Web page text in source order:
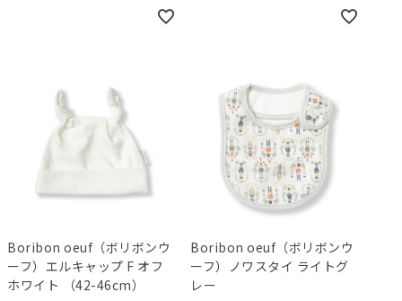
Boribon oeuf（ボリボンウ
ーフ）エルキャップ F オフ
ホワイト （42-46cm）
Boribon oeuf（ボリボンウ
ーフ）ノワスタイ ライトグ
レー